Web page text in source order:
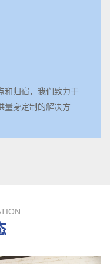
和归宿，我们致力于
量身定制的解决方